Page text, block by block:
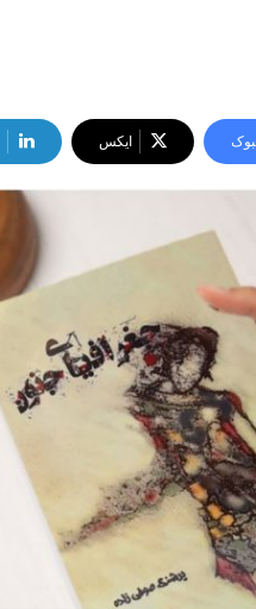
ایکس